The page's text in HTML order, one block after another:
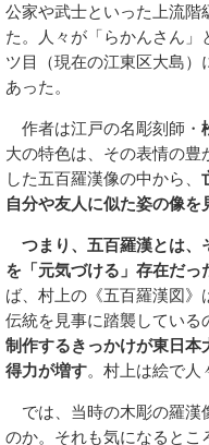
公家や武士といった上流階
た。人々が「らかんさん
ツ目（現在の江東区大島
あった。
作者は江戸の名彫刻師・
大の特色は、その表情の
した五百羅漢像の中から、
自分や友人に似た姿の像を
つまり、五百羅漢とは、
を「元気づける」存在だっ
ば、村上の《五百羅漢図
伝統を見事に踏襲している
制作するきっかけが東日本
得力が増す。村上は絵で人
では、当時の木彫の羅漢
のか。それも気になるとこ